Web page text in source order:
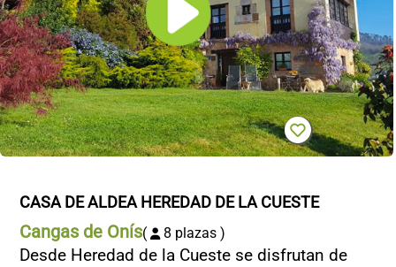
CASA DE ALDEA HEREDAD DE LA CUESTE
Cangas de Onís( 8 plazas )
Desde Heredad de la Cueste se disfrutan de